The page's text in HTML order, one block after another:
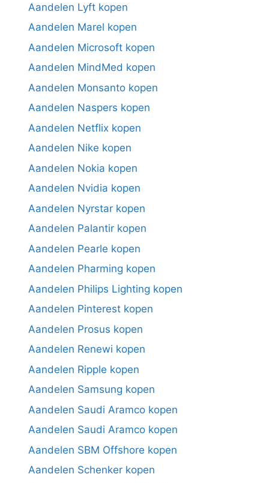
Aandelen Lyft kopen
Aandelen Marel kopen
Aandelen Microsoft kopen
Aandelen MindMed kopen
Aandelen Monsanto kopen
Aandelen Naspers kopen
Aandelen Netflix kopen
Aandelen Nike kopen
Aandelen Nokia kopen
Aandelen Nvidia kopen
Aandelen Nyrstar kopen
Aandelen Palantir kopen
Aandelen Pearle kopen
Aandelen Pharming kopen
Aandelen Philips Lighting kopen
Aandelen Pinterest kopen
Aandelen Prosus kopen
Aandelen Renewi kopen
Aandelen Ripple kopen
Aandelen Samsung kopen
Aandelen Saudi Aramco kopen
Aandelen Saudi Aramco kopen
Aandelen SBM Offshore kopen
Aandelen Schenker kopen